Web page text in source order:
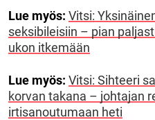
Lue myös: Vitsi:
seksibileisiin – pian
ukon itkemään
Lue myös: Vitsi: Sihteeri
korvan takana – johtajan
irtisanoutumaan heti